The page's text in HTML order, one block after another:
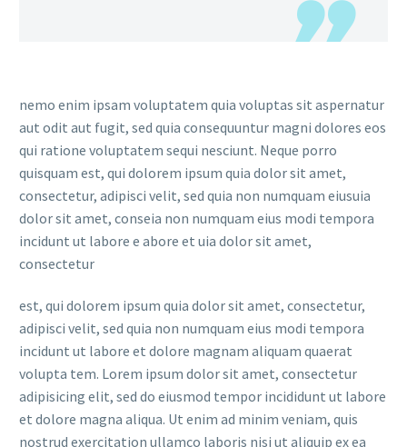
nemo enim ipsam voluptatem quia voluptas sit aspernatur
aut odit aut fugit, sed quia consequuntur magni dolores eos
qui ratione voluptatem sequi nesciunt. Neque porro
quisquam est, qui dolorem ipsum quia dolor sit amet,
consectetur, adipisci velit, sed quia non numquam eiusuia
dolor sit amet, conseia non numquam eius modi tempora
incidunt ut labore e abore et uia dolor sit amet,
consectetur
est, qui dolorem ipsum quia dolor sit amet, consectetur,
adipisci velit, sed quia non numquam eius modi tempora
incidunt ut labore et dolore magnam aliquam quaerat
volupta tem. Lorem ipsum dolor sit amet, consectetur
adipisicing elit, sed do eiusmod tempor incididunt ut labore
et dolore magna aliqua. Ut enim ad minim veniam, quis
nostrud exercitation ullamco laboris nisi ut aliquip ex ea